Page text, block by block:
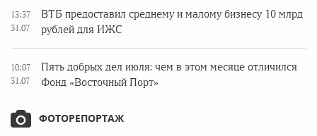
13:37
31.07
ВТБ предоставил среднему и малому бизнесу 10 млрд
рублей для ИЖС
10:07
31.07
Пять добрых дел июля: чем в этом месяце отличился
Фонд «Восточный Порт»
ФОТОРЕПОРТАЖ